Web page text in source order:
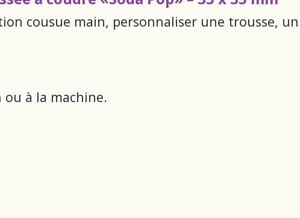
cousue main, personnaliser une trousse,
ou à la machine.